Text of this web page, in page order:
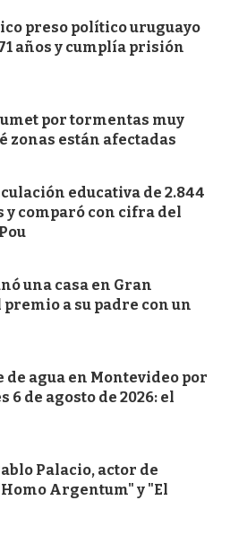
preso político uruguayo
años y cumplía prisión
por tormentas muy
zonas están afectadas
educativa de 2.844
y comparó con cifra del
una casa en Gran
a su padre con un
de agua en Montevideo por
6 de agosto de 2026: el
Palacio, actor de
Argentum" y "El